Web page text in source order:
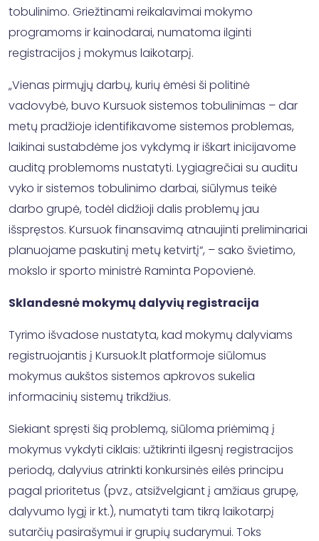
tobulinimo. Griežtinami reikalavimai mokymo
programoms ir kainodarai, numatoma ilginti
registracijos į mokymus laikotarpį.
„Vienas pirmųjų darbų, kurių ėmėsi ši politinė
vadovybė, buvo Kursuok sistemos tobulinimas – dar
metų pradžioje identifikavome sistemos problemas,
laikinai sustabdėme jos vykdymą ir iškart inicijavome
auditą problemoms nustatyti. Lygiagrečiai su auditu
vyko ir sistemos tobulinimo darbai, siūlymus teikė
darbo grupė, todėl didžioji dalis problemų jau
išspręstos. Kursuok finansavimą atnaujinti preliminariai
planuojame paskutinį metų ketvirtį“, – sako švietimo,
mokslo ir sporto ministrė Raminta Popovienė.
Sklandesnė mokymų dalyvių registracija
Tyrimo išvadose nustatyta, kad mokymų dalyviams
registruojantis į Kursuok.lt platformoje siūlomus
mokymus aukštos sistemos apkrovos sukelia
informacinių sistemų trikdžius.
Siekiant spręsti šią problemą, siūloma priėmimą į
mokymus vykdyti ciklais: užtikrinti ilgesnį registracijos
periodą, dalyvius atrinkti konkursinės eilės principu
pagal prioritetus (pvz., atsižvelgiant į amžiaus grupę,
dalyvumo lygį ir kt.), numatyti tam tikrą laikotarpį
sutarčių pasirašymui ir grupių sudarymui. Toks